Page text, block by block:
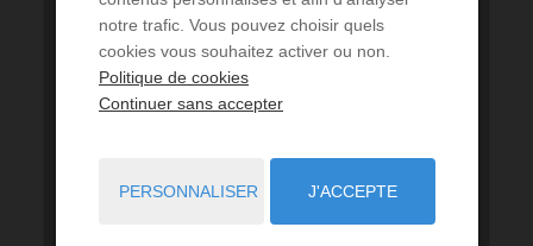
notre trafic. Vous pouvez choisir quels
cookies vous souhaitez activer ou non.
Politique de cookies
Continuer sans accepter
PERSONNALISER J'ACCEPTE